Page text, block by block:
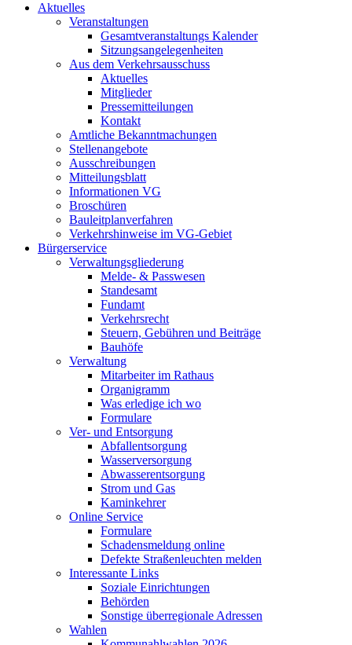
Aktuelles
Veranstaltungen
Gesamtveranstaltungs Kalender
Sitzungsangelegenheiten
Aus dem Verkehrsausschuss
Aktuelles
Mitglieder
Pressemitteilungen
Kontakt
Amtliche Bekanntmachungen
Stellenangebote
Ausschreibungen
Mitteilungsblatt
Informationen VG
Broschüren
Bauleitplanverfahren
Verkehrshinweise im VG-Gebiet
Bürgerservice
Verwaltungsgliederung
Melde- & Passwesen
Standesamt
Fundamt
Verkehrsrecht
Steuern, Gebühren und Beiträge
Bauhöfe
Verwaltung
Mitarbeiter im Rathaus
Organigramm
Was erledige ich wo
Formulare
Ver- und Entsorgung
Abfallentsorgung
Wasserversorgung
Abwasserentsorgung
Strom und Gas
Kaminkehrer
Online Service
Formulare
Schadensmeldung online
Defekte Straßenleuchten melden
Interessante Links
Soziale Einrichtungen
Behörden
Sonstige überregionale Adressen
Wahlen